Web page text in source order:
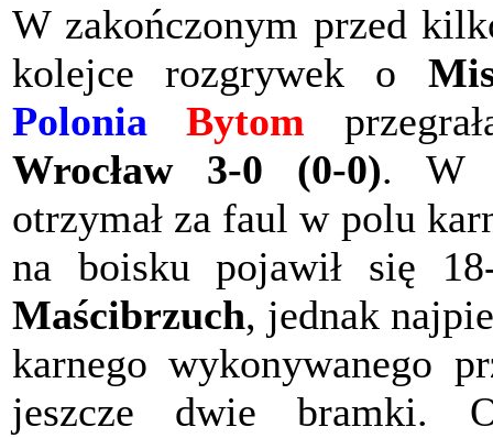
W zakończonym przed
kolejce rozgrywek o
Polonia
Bytom
Wrocław 3-0 (0-0). W
otrzymał za faul w polu
na boisku pojawił się
Maścibrzuch, jednak
karnego wykonywanego
jeszcze dwie bramki.